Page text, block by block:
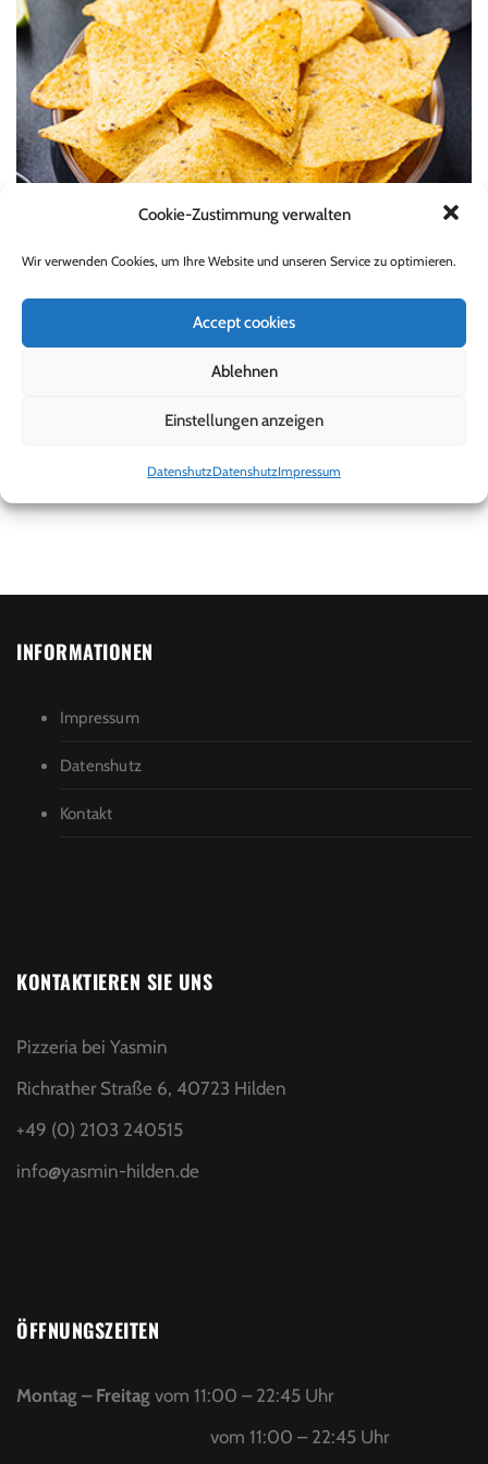
Cookie-Zustimmung verwalten
Wir verwenden Cookies, um Ihre Website und unseren Service zu optimieren.
Accept cookies
Ablehnen
Einstellungen anzeigen
DatenshutzDatenshutzImpressum
IN DEN WARENKORB
MEXIKANISCHE SPEZIALITÄTEN
Pizzeria Bei Yasmin
INFORMATIONEN
Impressum
Datenshutz
Kontakt
KONTAKTIEREN SIE UNS
Pizzeria bei Yasmin
Richrather Straße 6, 40723 Hilden
+49 (0) 2103 240515
info@yasmin-hilden.de
ÖFFNUNGSZEITEN
Montag – Freitag vom 11:00 – 22:45 Uhr
vom 11:00 – 22:45 Uhr